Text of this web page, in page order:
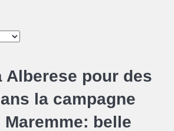
Alberese pour des
la campagne
Maremme: belle